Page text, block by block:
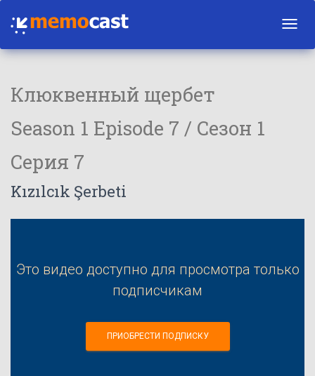
Клюквенный щербет
Season 1 Episode 7 / Сезон 1
Серия 7
Kızılcık Şerbeti
Это видео доступно для просмотра только
подписчикам
ПРИОБРЕСТИ ПОДПИСКУ